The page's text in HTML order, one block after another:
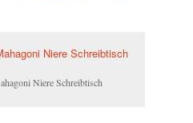
Niere Schreibtisch